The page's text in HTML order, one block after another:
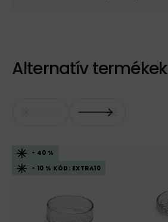
Alternatív termékek
- 40 %
- 10 % KÓD: EXTRA10